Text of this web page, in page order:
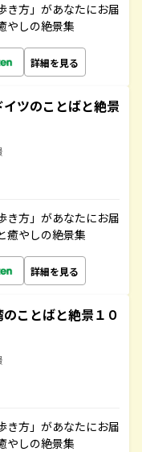
き方」があなたにお届
やしの絶景集
詳細を見る
ツのことばと絶景
き方」があなたにお届
癒やしの絶景集
詳細を見る
ことばと絶景１０
き方」があなたにお届
やしの絶景集